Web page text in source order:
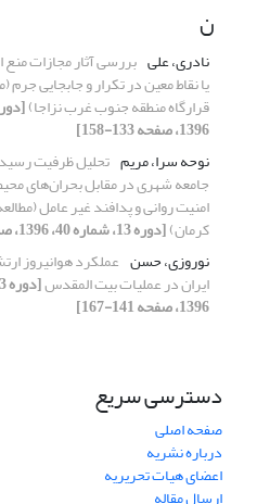
ن
نادری، علی بررسی آثار مجازات
یا نقاط معین در تکرار و جابجایی جرم
قرارگاه منطقه جنوب غرب نزاجا)
1396، صفحه 133-158]
نوحه سرا، مریم تحلیل ظرفیت
جامعه شهری در مقابل بحران‌های
امنیت روانی و پدافند غیر عامل
کرمان)[دوره 13، شماره 40، 1396، صفحه 77-92]
نوروزی، حسن عملکرد هوانیروز
ایران در عملیات بیت المقدس
1396، صفحه 141-167]
دسترسی سریع
صفحه اصلی
درباره نشریه
اعضای هیات تحریریه
ارسال مقاله